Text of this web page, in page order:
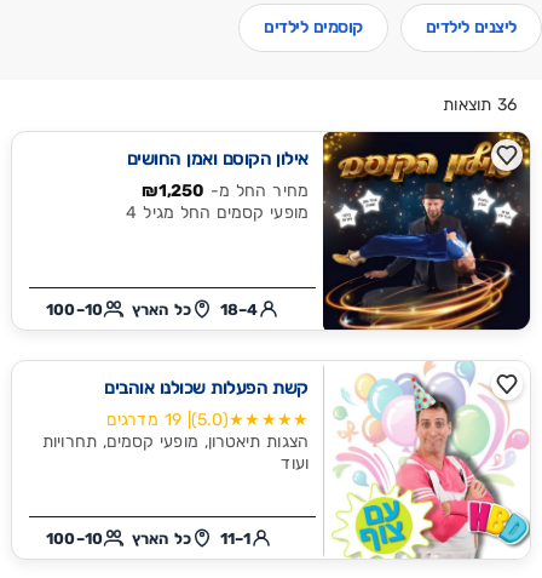
פתוח. ליצנים שמכניסים אווירה שמחה וצבעונית,
הפעלות נסיכות וחד קרן,ועד מופעי סטנד-אפ לילדים.
הפעלות בידור לימי הולדת לפי גיל, אזור ותקציב,
ולהזמין בלחיצה את המופע המושלם למסיבה.
ליצנים לילדים קוסמים לילדים
36 תוצאות
אילון הקוסם ואמן החושים
מחיר החל מ- ₪1,250
מופעי קסמים החל מגיל 4
4–18 כל הארץ 10–100
קשת הפעלות שכולנו אוהבים
★★★★★
(5.0)
| 19 מדרגים
הצגות תיאטרון, מופעי קסמים, תחרויות
ועוד
1–11 כל הארץ 10–100